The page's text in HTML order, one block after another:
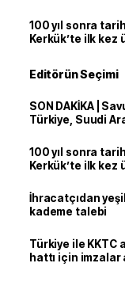
100 yıl sonra
Kerkük’te ilk
Editörün Seçimi
SON DAKİKA |
Türkiye, Suudi
100 yıl sonra
Kerkük’te ilk
İhracatçıdan
kademe talebi
Türkiye ile KKTC
hattı için imzalar